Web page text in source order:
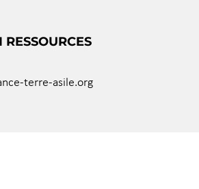
terre-asile.org